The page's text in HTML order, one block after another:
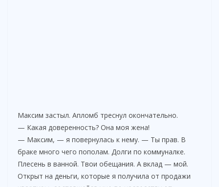
Максим застыл. Апломб треснул окончательно.
— Какая доверенность? Она моя жена!
— Максим, — я повернулась к нему. — Ты прав. В
браке много чего пополам. Долги по коммуналке.
Плесень в ванной. Твои обещания. А вклад — мой.
Открыт на деньги, которые я получила от продажи